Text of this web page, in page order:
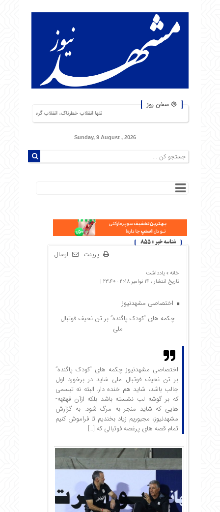
۞ سخن روز
تنها انقلاب خطرناک، انقلاب گرسنگان است. من از شورشهایی که
Sunday, 9 August , 2026
شناسه خبر : 855
ارسال پرینت
خانه »یادداشت
تاریخ انتشار : 14 نوامبر 2018 - 23:40 |
اختصاصی مشهدنیوز
چکمه های “کودک پاگنده” بر تن نحیف فوتبال
ملی
اختصاصی مشهدنیوز چکمه های “کودک پاگنده”
بر تن نحیف فوتبال ملی شاید در برخورد اول
جالب باشد، شاید هم خنده­ دار. البته نه تبسمی
که بر گوشه لب نشسته باشد بلکه از­آن قهقهه­
هایی که شاید منجر به مرگ شود. به گزارش
مشهدنیوز، مجبوریم زیاد بخندیم تا فراموش کنیم
تمام قصه­ های پرغصه فوتبالی که […]